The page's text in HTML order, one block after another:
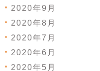
2020年9月
2020年8月
2020年7月
2020年6月
2020年5月